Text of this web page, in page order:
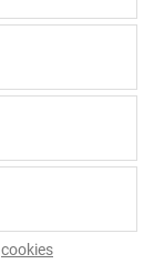
cookies